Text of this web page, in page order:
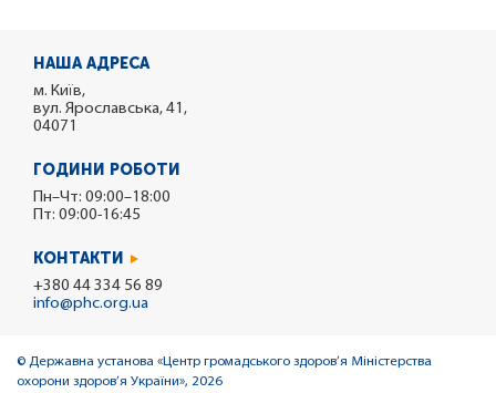
НАША АДРЕСА
м. Київ,
вул. Ярославська, 41,
04071
ГОДИНИ РОБОТИ
Пн–Чт: 09:00–18:00
Пт: 09:00-16:45
КОНТАКТИ
+380 44 334 56 89
info@phc.org.ua
© Державна установа «Центр громадського здоров’я Міністерства
охорони здоров’я України», 2026